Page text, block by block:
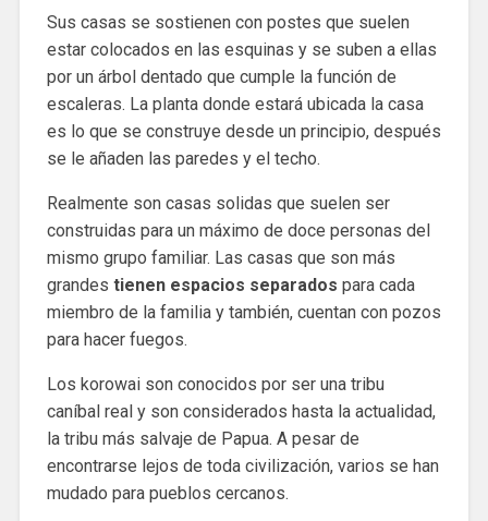
Sus casas se sostienen con postes que suelen
estar colocados en las esquinas y se suben a ellas
por un árbol dentado que cumple la función de
escaleras. La planta donde estará ubicada la casa
es lo que se construye desde un principio, después
se le añaden las paredes y el techo.
Realmente son casas solidas que suelen ser
construidas para un máximo de doce personas del
mismo grupo familiar. Las casas que son más
grandes tienen espacios separados para cada
miembro de la familia y también, cuentan con pozos
para hacer fuegos.
Los korowai son conocidos por ser una tribu
caníbal real y son considerados hasta la actualidad,
la tribu más salvaje de Papua. A pesar de
encontrarse lejos de toda civilización, varios se han
mudado para pueblos cercanos.